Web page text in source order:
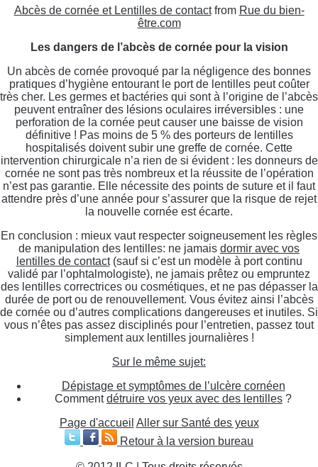
Abcès de cornée et Lentilles de contactfrom Rue du bien-
être.com
Les dangers de l’abcès de cornée pour la vision
Un abcès de cornée provoqué par la négligence des bonnes
pratiques d’hygiène entourant le port de lentilles peut coûter
très cher. Les germes et bactéries qui sont à l’origine de l’abcès
peuvent entraîner des lésions oculaires irréversibles : une
perforation de la cornée peut causer une baisse de vision
définitive ! Pas moins de 5 % des porteurs de lentilles
hospitalisés doivent subir une greffe de cornée. Cette
intervention chirurgicale n’a rien de si évident : les donneurs de
cornée ne sont pas très nombreux et la réussite de l’opération
n’est pas garantie. Elle nécessite des points de suture et il faut
attendre près d’une année pour s’assurer que la risque de rejet
la nouvelle cornée est écarte.
En conclusion : mieux vaut respecter soigneusement les règles
de manipulation des lentilles: ne jamais dormir avec vos
lentilles de contact(sauf si c’est un modèle à port continu
validé par l’ophtalmologiste), ne jamais prêtez ou empruntez
des lentilles correctrices ou cosmétiques, et ne pas dépasser la
durée de port ou de renouvellement. Vous évitez ainsi l’abcès
de cornée ou d’autres complications dangereuses et inutiles. Si
vous n’êtes pas assez disciplinés pour l’entretien, passez tout
simplement aux lentilles journalières !
Sur le même sujet:
Dépistage et symptômes de l’ulcère cornéen
Commentdétruire vos yeux avec des lentilles ?
Page d'accueil Aller sur Santé des yeux
Retour à la version bureau